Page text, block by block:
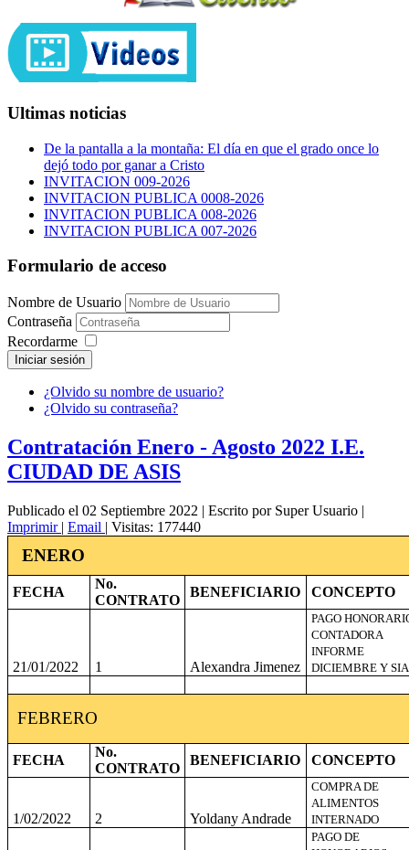
Ultimas noticias
De la pantalla a la montaña: El día en que el grado once lo
dejó todo por ganar a Cristo
INVITACION 009-2026
INVITACION PUBLICA 0008-2026
INVITACION PUBLICA 008-2026
INVITACION PUBLICA 007-2026
Formulario de acceso
Nombre de Usuario
Contraseña
Recordarme
Iniciar sesión
¿Olvido su nombre de usuario?
¿Olvido su contraseña?
Contratación Enero - Agosto 2022 I.E.
CIUDAD DE ASIS
Publicado el 02 Septiembre 2022 | Escrito por Super Usuario |
Imprimir | Email | Visitas: 177440
ENERO
FECHA
No.
CONTRATO
BENEFICIARIO CONCEPTO
21/01/2022 1 Alexandra Jimenez
PAGO
CONTADORA
INFORME
DICIEMBRE Y SIA
FEBRERO
FECHA
No.
CONTRATO
BENEFICIARIO CONCEPTO
1/02/2022 2 Yoldany Andrade
COMPRA DE
ALIMENTOS
INTERNADO
PAGO DE